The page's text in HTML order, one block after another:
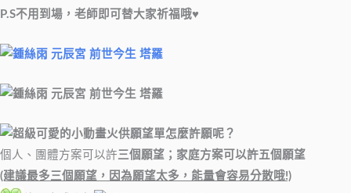
P.S不用到場，老師即可替大家祈福哦♥
火供願望單怎麼許願呢？
個人、團體方案可以許三個願望；家庭方案可以許五個願望
(建議最多三個願望，因為願望太多，能量會容易分散哦!)